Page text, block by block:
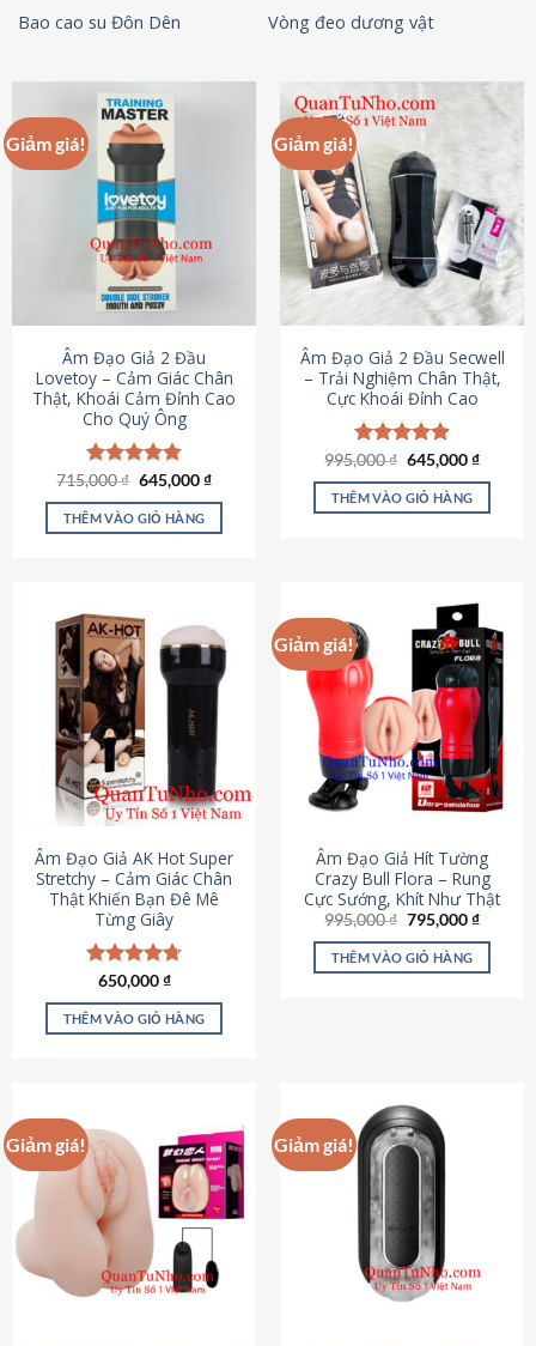
Bao cao su Đôn Dên
Vòng đeo dương vật
Giảm giá!
Âm Đạo Giả 2 Đầu
Lovetoy – Cảm Giác Chân
Thật, Khoái Cảm Đỉnh Cao
Cho Quý Ông
Được xếp
hạng4.79
5 sao
715,000₫ Giá
là:
715,000 ₫.
645,000₫Giá
tại
THÊM VÀO GIỎ HÀNG
Giảm giá!
Âm Đạo Giả 2 Đầu Secwell
– Trải Nghiệm Chân Thật,
Cực Khoái Đỉnh Cao
Được xếp
hạng4.88
5 sao
995,000₫ Giá
là:
995,000 ₫.
645,000₫Giá
tại
THÊM VÀO GIỎ HÀNG
Âm Đạo Giả AK Hot Super
Stretchy – Cảm Giác Chân
Thật Khiến Bạn Đê Mê
Từng Giây
Được xếp
hạng4.75
5 sao
650,000₫
THÊM VÀO GIỎ HÀNG
Giảm giá!
Âm Đạo Giả Hít Tường
Crazy Bull Flora – Rung
Cực Sướng, Khít Như Thật
995,000₫ Giá
là:
995,000 ₫.
795,000₫Giá
tại
THÊM VÀO GIỎ HÀNG
Giảm giá! Giảm giá!